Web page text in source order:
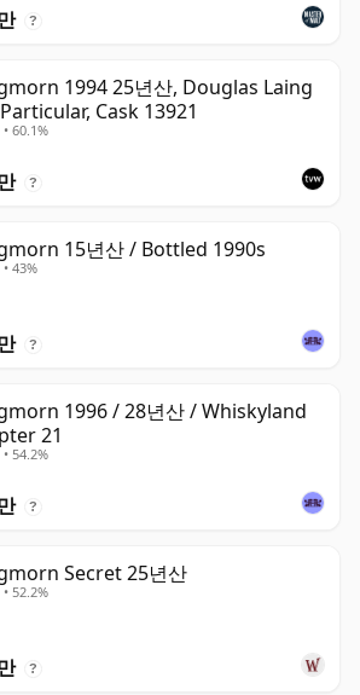
?
1994 25년산, Douglas Laing
Cask 13921
60.1%
?
15년산 / Bottled 1990s
43%
?
1996 / 28년산 / Whiskyland
21
54.2%
?
Secret 25년산
52.2%
?